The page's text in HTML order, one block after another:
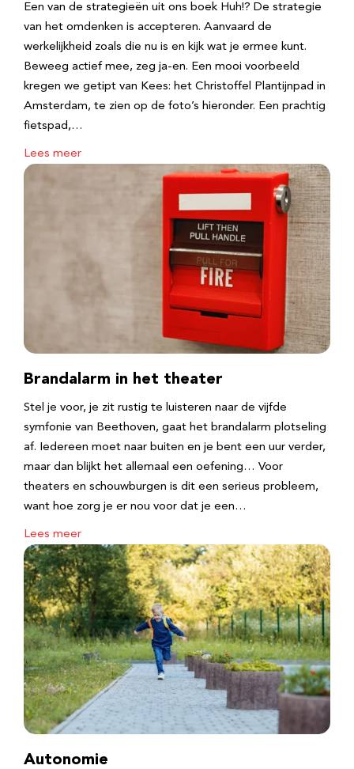
Een van de strategieën uit ons boek Huh!? De strategie
van het omdenken is accepteren. Aanvaard de
werkelijkheid zoals die nu is en kijk wat je ermee kunt.
Beweeg actief mee, zeg ja-en. Een mooi voorbeeld
kregen we getipt van Kees: het Christoffel Plantijnpad in
Amsterdam, te zien op de foto’s hieronder. Een prachtig
fietspad,…
Lees meer
Brandalarm in het theater
Stel je voor, je zit rustig te luisteren naar de vijfde
symfonie van Beethoven, gaat het brandalarm plotseling
af. Iedereen moet naar buiten en je bent een uur verder,
maar dan blijkt het allemaal een oefening… Voor
theaters en schouwburgen is dit een serieus probleem,
want hoe zorg je er nou voor dat je een…
Lees meer
Autonomie